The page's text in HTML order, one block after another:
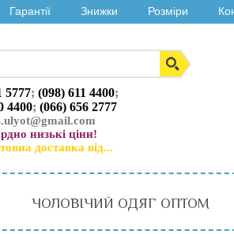
Гарантії Знижки Розміри
5777; (098) 611 4400;
4400; (066) 656 2777
низькі ціни!
доставка від...
ЧОЛОВІЧИЙ ОДЯГ ОПТОМ